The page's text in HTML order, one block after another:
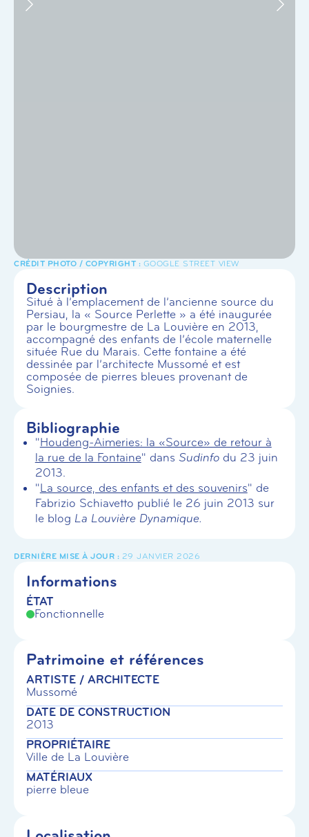
GOOGLE STREET VIEW
Description
Situé à l’emplacement de l’ancienne source du
Persiau, la « Source Perlette » a été inaugurée
par le bourgmestre de La Louvière en 2013,
accompagné des enfants de l’école maternelle
située Rue du Marais. Cette fontaine a été
dessinée par l’architecte Mussomé et est
composée de pierres bleues provenant de
Soignies.
Bibliographie
"Houdeng-Aimeries: la «Source» de retour à
la rue de la Fontaine" dans Sudinfo du 23 juin
2013.
"La source, des enfants et des souvenirs" de
Fabrizio Schiavetto publié le 26 juin 2013 sur
le blog La Louvière Dynamique.
29 JANVIER 2026
Informations
ÉTAT
Fonctionnelle
Patrimoine et références
ARTISTE / ARCHITECTE
Mussomé
DATE DE CONSTRUCTION
2013
PROPRIÉTAIRE
Ville de La Louvière
MATÉRIAUX
pierre bleue